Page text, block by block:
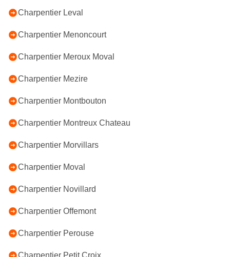
Charpentier Leval
Charpentier Menoncourt
Charpentier Meroux Moval
Charpentier Mezire
Charpentier Montbouton
Charpentier Montreux Chateau
Charpentier Morvillars
Charpentier Moval
Charpentier Novillard
Charpentier Offemont
Charpentier Perouse
Charpentier Petit Croix